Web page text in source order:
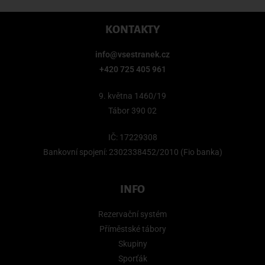
KONTAKTY
info@vsestranek.cz
+420 725 405 961
9. května 1460/19
Tábor 390 02
IČ: 17229308
Bankovní spojení: 2302338452/2010 (Fio banka)
INFO
Rezervační systém
Příměstské tábory
Skupiny
Sporťák